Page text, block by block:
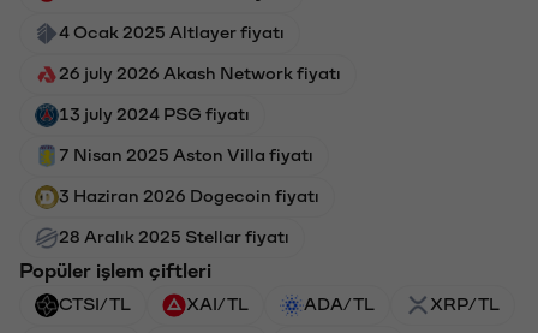
4 Ocak 2025 Altlayer fiyatı
26 july 2026 Akash Network fiyatı
13 july 2024 PSG fiyatı
7 Nisan 2025 Aston Villa fiyatı
3 Haziran 2026 Dogecoin fiyatı
28 Aralık 2025 Stellar fiyatı
Popüler işlem çiftleri
CTSI/TL XAI/TL ADA/TL XRP/TL